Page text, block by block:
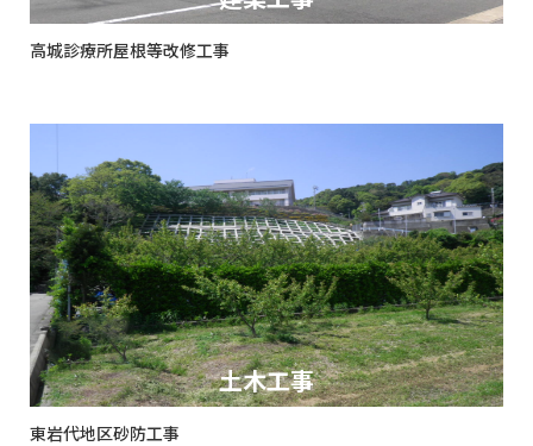
高城診療所屋根等改修工事
土木工事
東岩代地区砂防工事